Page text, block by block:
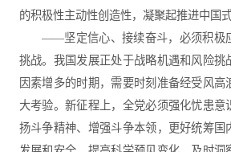
的积极性主动性创造性，凝聚起推进中国
——坚定信心、接续奋斗，必须积极
挑战。我国发展正处于战略机遇和风险挑
因素增多的时期，需要时刻准备经受风高
大考验。新征程上，全党必须强化忧患意
扬斗争精神、增强斗争本领，更好统筹国